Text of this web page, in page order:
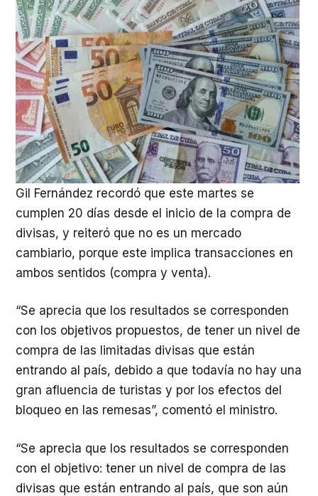
Gil Fernández recordó que este martes se
cumplen 20 días desde el inicio de la compra de
divisas, y reiteró que no es un mercado
cambiario, porque este implica transacciones en
ambos sentidos (compra y venta).
“Se aprecia que los resultados se corresponden
con los objetivos propuestos, de tener un nivel de
compra de las limitadas divisas que están
entrando al país, debido a que todavía no hay una
gran afluencia de turistas y por los efectos del
bloqueo en las remesas”, comentó el ministro.
“Se aprecia que los resultados se corresponden
con el objetivo: tener un nivel de compra de las
divisas que están entrando al país, que son aún